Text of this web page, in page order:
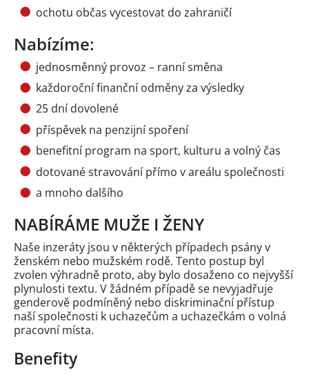
ochotu občas vycestovat do zahraničí
Nabízíme:
jednosměnný provoz – ranní směna
každoroční finanční odměny za výsledky
25 dní dovolené
příspěvek na penzijní spoření
benefitní program na sport, kulturu a volný čas
dotované stravování přímo v areálu společnosti
a mnoho dalšího
NABÍRÁME MUŽE I ŽENY
Naše inzeráty jsou v některých případech psány v
ženském nebo mužském rodě. Tento postup byl
zvolen výhradně proto, aby bylo dosaženo co nejvyšší
plynulosti textu. V žádném případě se nevyjadřuje
genderově podmíněný nebo diskriminační přístup
naší společnosti k uchazečům a uchazečkám o volná
pracovní místa.
Benefity